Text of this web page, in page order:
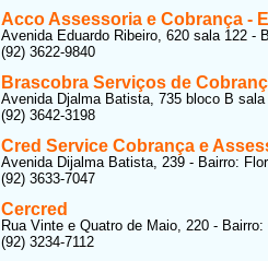
Acco Assessoria e Cobrança -
Avenida Eduardo Ribeiro, 620 sala 122 -
(92) 3622-9840
Brascobra Serviços de
Avenida Djalma Batista, 735 bloco B
(92) 3642-3198
Cred Service Cobrança e
Avenida Dijalma Batista, 239 - Bairro:
(92) 3633-7047
Cercred
Rua Vinte e Quatro de Maio, 220 -
(92) 3234-7112